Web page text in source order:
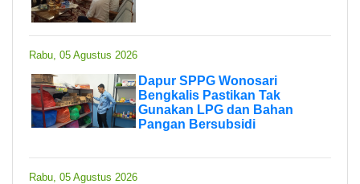
Rabu, 05 Agustus 2026
Dapur SPPG Wonosari
Bengkalis Pastikan Tak
Gunakan LPG dan Bahan
Pangan Bersubsidi
Rabu, 05 Agustus 2026